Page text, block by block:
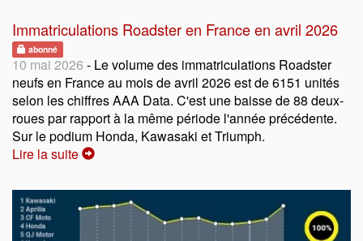
Immatriculations Roadster en France en avril 2026
abonné
10 mai 2026 - Le volume des immatriculations Roadster
neufs en France au mois de avril 2026 est de 6151 unités
selon les chiffres AAA Data. C'est une baisse de 88 deux-
roues par rapport à la même période l'année précédente.
Sur le podium Honda, Kawasaki et Triumph.
Lire la suite